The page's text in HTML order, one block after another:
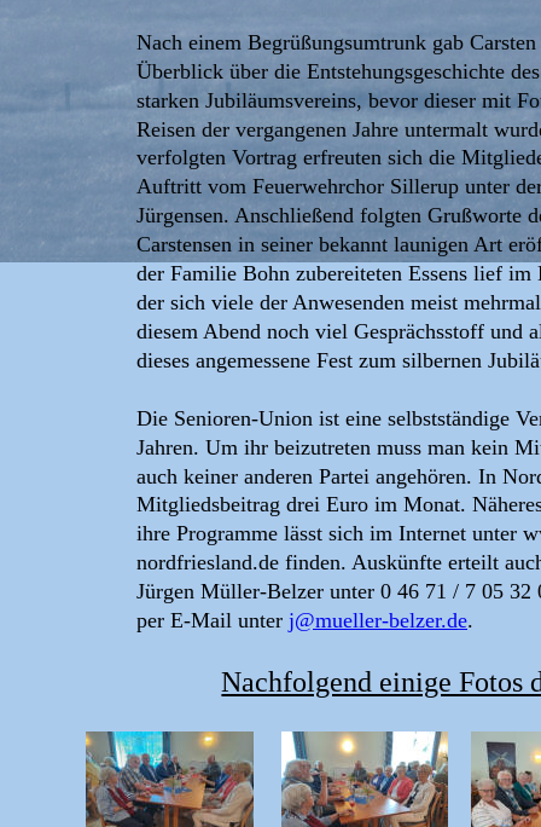
Nach einem Begrüßungsumtrunk gab
Überblick über die Entstehungsgeschichte
starken Jubiläumsvereins, bevor dieser mit
Reisen der vergangenen Jahre untermalt
verfolgten Vortrag erfreuten sich die
Auftritt vom Feuerwehrchor Sillerup unter
Jürgensen. Anschließend folgten Grußworte
Carstensen in seiner bekannt launigen Art
der Familie Bohn zubereiteten Essens lief
der sich viele der Anwesenden meist
diesem Abend noch viel Gesprächsstoff und
dieses angemessene Fest zum silbernen
Die Senioren-Union ist eine selbstständige
Jahren. Um ihr beizutreten muss man kein
auch keiner anderen Partei angehören. In
Mitgliedsbeitrag drei Euro im Monat.
ihre Programme lässt sich im Internet unter
nordfriesland.de finden. Auskünfte erteilt
Jürgen Müller-Belzer unter 0 46 71 / 7 05
per E-Mail unter j@mueller-belzer.de.
Nachfolgend einige Fotos